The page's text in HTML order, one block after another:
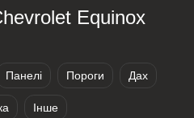
Equinox
Панелі Пороги Дах
Інше